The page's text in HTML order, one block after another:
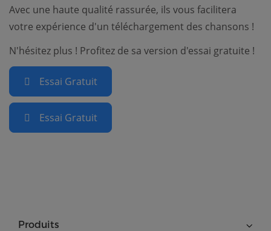
Avec une haute qualité rassurée, ils vous facilitera
votre expérience d'un téléchargement des chansons !
N'hésitez plus ! Profitez de sa version d'essai gratuite !
Essai Gratuit
Essai Gratuit
Produits